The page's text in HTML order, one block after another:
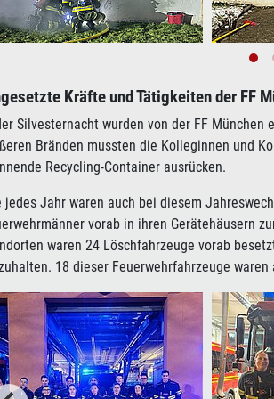
Kräfte und Tätigkeiten der FF
Silvesternacht wurden von der FF
Bränden mussten die Kolleginnen und
Recycling-Container ausrücken.
jedes Jahr waren auch bei diesem
vorab in ihren Gerätehäusern
waren 24 Löschfahrzeuge vorab
18 dieser Feuerwehrfahrzeuge